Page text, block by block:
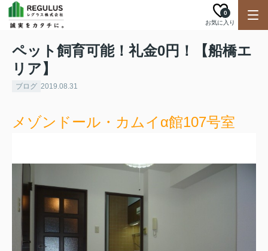
お気に入り
0
ペット飼育可能！礼金0円！【船橋エ
リア】
ブログ 2019.08.31
メゾンドール・カムイα館107号室